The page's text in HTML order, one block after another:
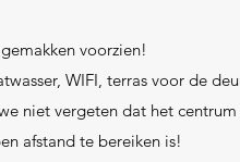
voorzien!
WIFI, terras voor de
niet vergeten dat het
afstand te bereiken is!